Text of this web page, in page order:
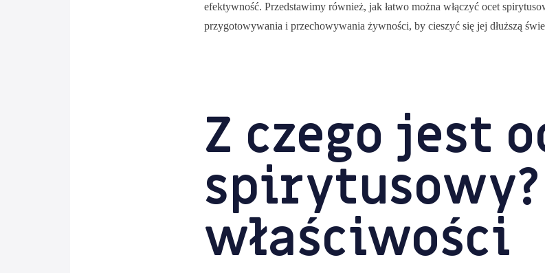
efektywność. Przedstawimy również, jak łatwo można włączyć ocet
przygotowywania i przechowywania żywności, by cieszyć się jej dłuższą
Z czego jest
spirytusowy?
właściwości